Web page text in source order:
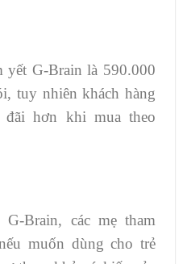
yết G-Brain là 590.000
tuy nhiên khách hàng
hơn khi mua theo
Brain, các mẹ tham
muốn dùng cho trẻ